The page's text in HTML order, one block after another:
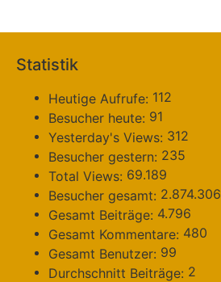
Statistik
Heutige Aufrufe: 112
Besucher heute: 91
Yesterday's Views: 312
Besucher gestern: 235
Total Views: 69.189
Besucher gesamt: 2.874.306
Gesamt Beiträge: 4.796
Gesamt Kommentare: 480
Gesamt Benutzer: 99
Durchschnitt Beiträge: 2